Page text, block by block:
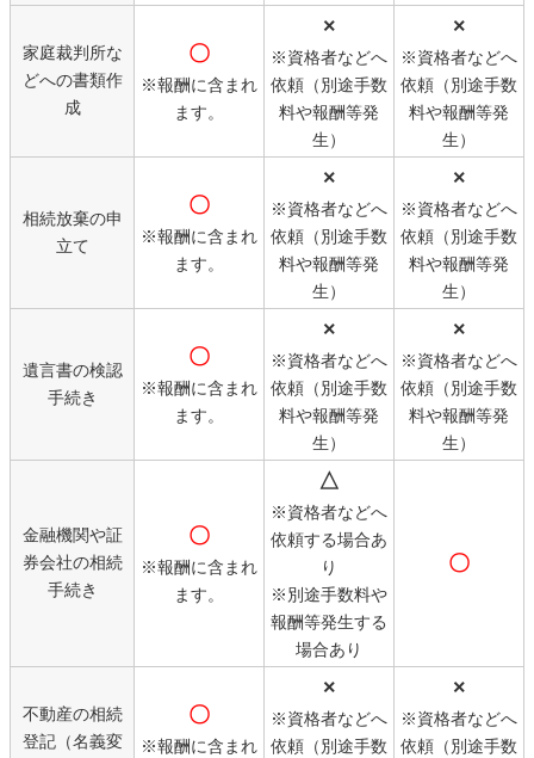
家庭裁判所な
どへの書類作
成
〇
※報酬に含まれ
ます。
×
※資格者などへ
依頼（別途手数
料や報酬等発
生）
×
※資格者などへ
依頼（別途手数
料や報酬等発
生）
相続放棄の申
立て
〇
※報酬に含まれ
ます。
×
※資格者などへ
依頼（別途手数
料や報酬等発
生）
×
※資格者などへ
依頼（別途手数
料や報酬等発
生）
遺言書の検認
手続き
〇
※報酬に含まれ
ます。
×
※資格者などへ
依頼（別途手数
料や報酬等発
生）
×
※資格者などへ
依頼（別途手数
料や報酬等発
生）
金融機関や証
券会社の相続
手続き
〇
※報酬に含まれ
ます。
△
※資格者などへ
依頼する場合あ
り
※別途手数料や
報酬等発生する
場合あり
〇
不動産の相続
登記（名義変
〇
※報酬に含まれ
×
※資格者などへ
依頼（別途手数
×
※資格者などへ
依頼（別途手数